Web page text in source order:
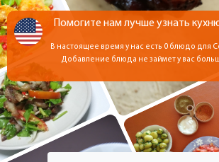
Помогите нам лучше узнать
В настоящее время у нас есть 0 блюдо для
Добавление блюда не займет у вас